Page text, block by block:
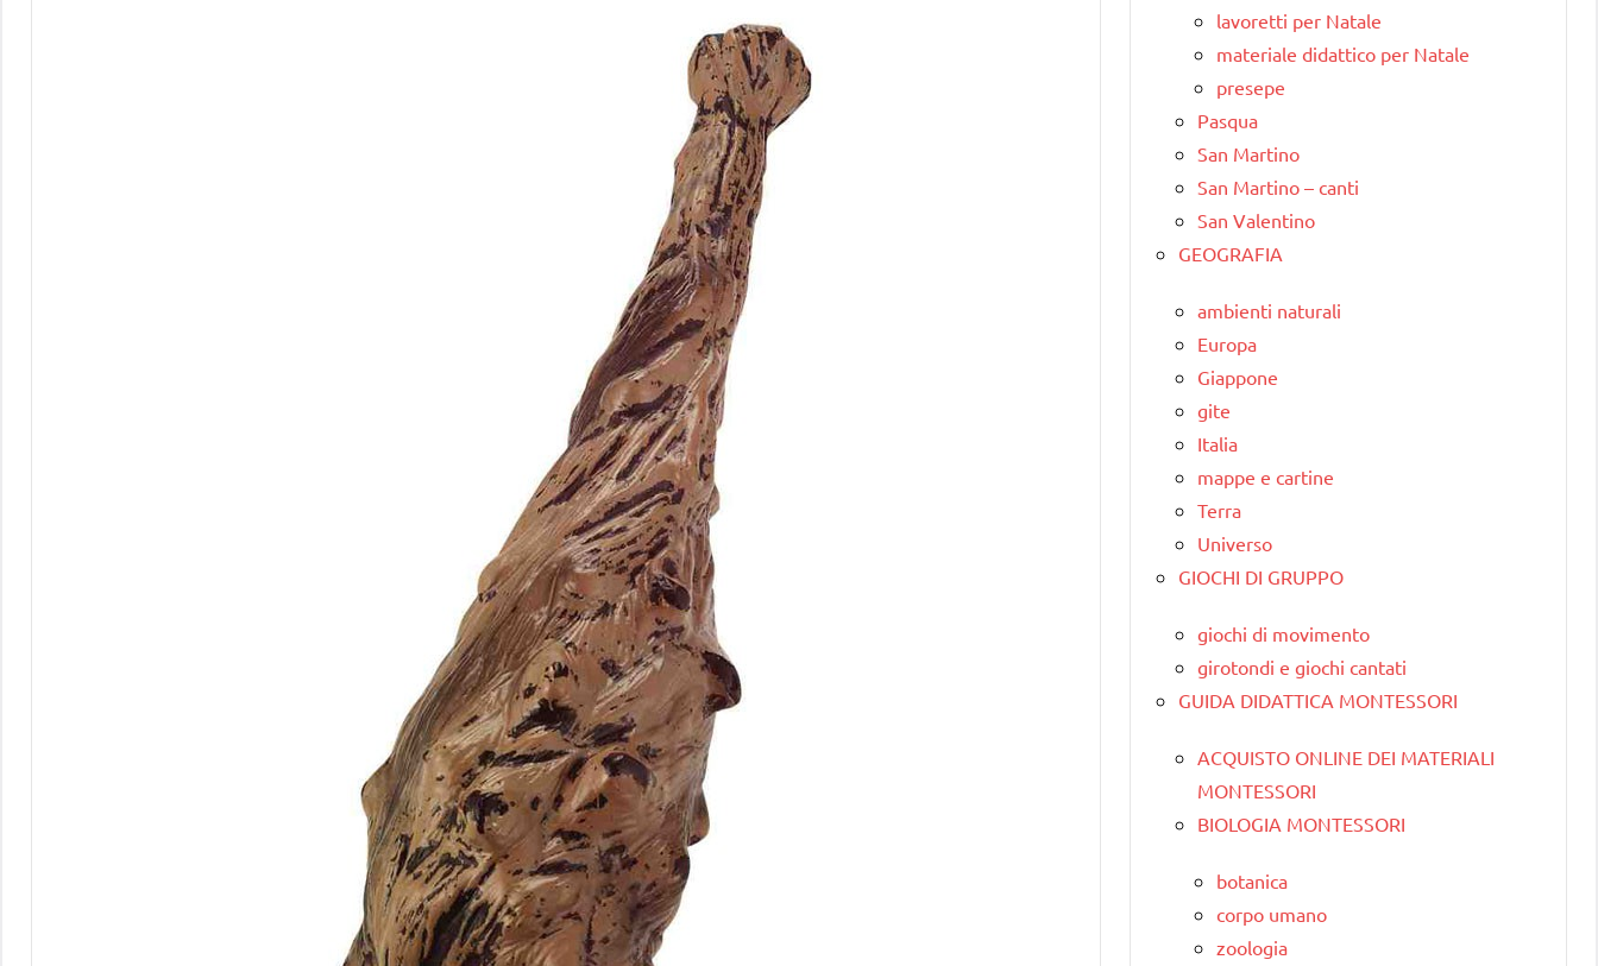
lavoretti per Natale
materiale didattico per Natale
presepe
Pasqua
San Martino
San Martino – canti
San Valentino
GEOGRAFIA
ambienti naturali
Europa
Giappone
gite
Italia
mappe e cartine
Terra
Universo
GIOCHI DI GRUPPO
giochi di movimento
girotondi e giochi cantati
GUIDA DIDATTICA MONTESSORI
ACQUISTO ONLINE DEI MATERIALI
MONTESSORI
BIOLOGIA MONTESSORI
botanica
corpo umano
zoologia